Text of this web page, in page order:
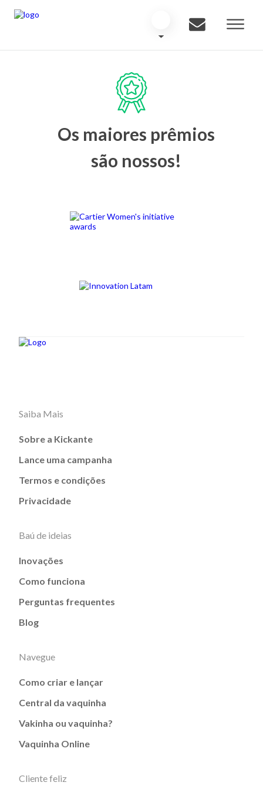
Os maiores prêmios
são nossos!
Saiba Mais
Sobre a Kickante
Lance uma campanha
Termos e condições
Privacidade
Baú de ideias
Inovações
Como funciona
Perguntas frequentes
Blog
Navegue
Como criar e lançar
Central da vaquinha
Vakinha ou vaquinha?
Vaquinha Online
Cliente feliz